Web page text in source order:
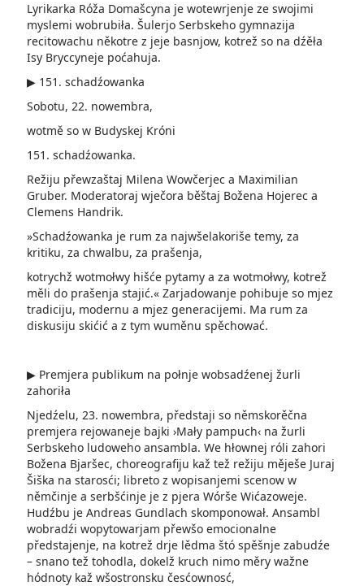
Lyrikarka Róža Domašcyna je wotewrjenje ze swojimi
myslemi wobrubiła. Šulerjo Serbskeho gymnazija
recitowachu někotre z jeje basnjow, kotrež so na dźěła
Isy Bryccyneje poćahuja.
▶ 151. schadźowanka
Sobotu, 22. nowembra,
wotmě so w Budyskej Króni
151. schadźowanka.
Režiju přewzaštaj Milena Wowčerjec a Maximilian
Gruber. Moderatoraj wječora běštaj Božena Hojerec a
Clemens Handrik.
»Schadźowanka je rum za najwšelakoriše temy, za
kritiku, za chwalbu, za prašenja,
kotrychž wotmołwy hišće pytamy a za wotmołwy, kotrež
měli do prašenja stajić.« Zarjadowanje pohibuje so mjez
tradiciju, modernu a mjez generacijemi. Ma rum za
diskusiju skićić a z tym wuměnu spěchować.
▶ Premjera publikum na połnje wobsadźenej žurli
zahoriła
Njedźelu, 23. nowembra, předstaji so němskorěčna
premjera rejowaneje bajki ›Mały pampuch‹ na žurli
Serbskeho ludoweho ansambla. We hłownej róli zahori
Božena Bjaršec, choreografiju kaž tež režiju měješe Juraj
Šiška na starosći; libreto z wopisanjemi scenow w
němčinje a serbšćinje je z pjera Wórše Wićazoweje.
Hudźbu je Andreas Gundlach skomponował. Ansambl
wobradźi wopytowarjam přewšo emocionalne
předstajenje, na kotrež drje lědma štó spěšnje zabudźe
– snano tež tohodla, dokelž kruch nimo měry wažne
hódnoty kaž wšostronsku česćownosć,